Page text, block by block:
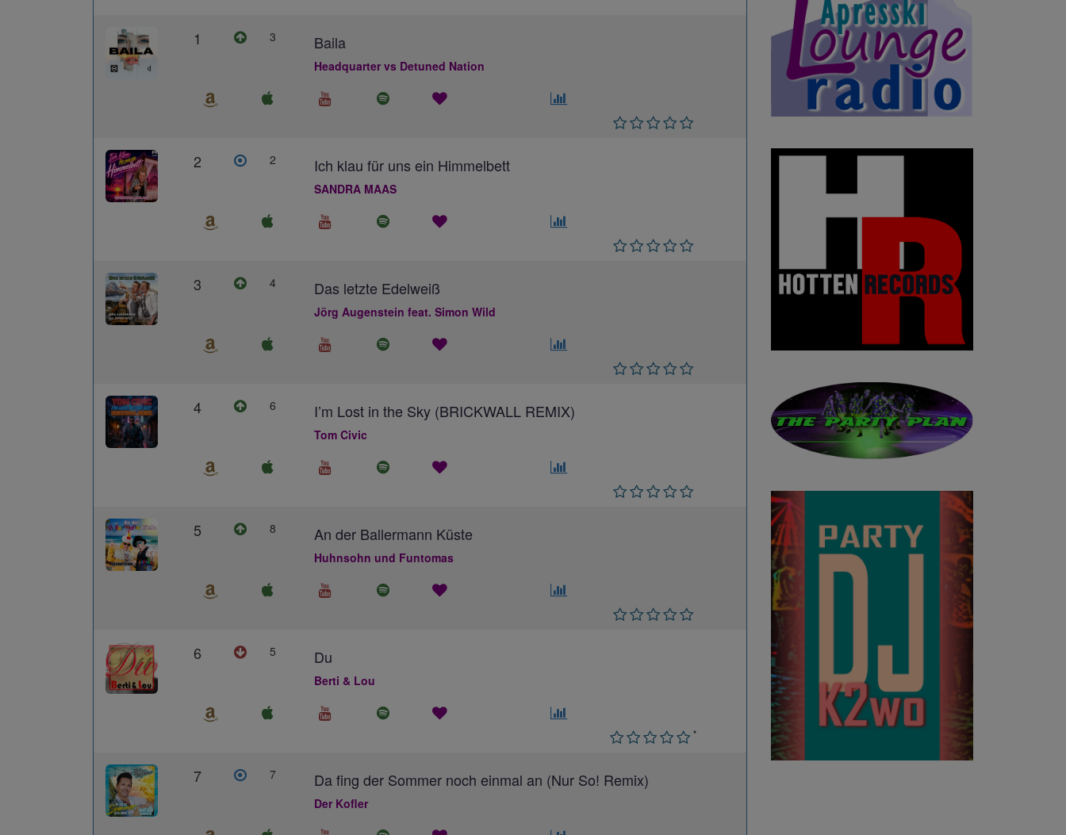
1 3 Baila
Headquarter vs Detuned Nation
2 2 Ich klau für uns ein Himmelbett
SANDRA MAAS
3 4 Das letzte Edelweiß
Jörg Augenstein feat. Simon Wild
4 6 I’m Lost in the Sky (BRICKWALL REMIX)
Tom Civic
5 8 An der Ballermann Küste
Huhnsohn und Funtomas
6 5 Du
Berti & Lou
*
7 7 Da fing der Sommer noch einmal an (Nur So! Remix)
Der Kofler